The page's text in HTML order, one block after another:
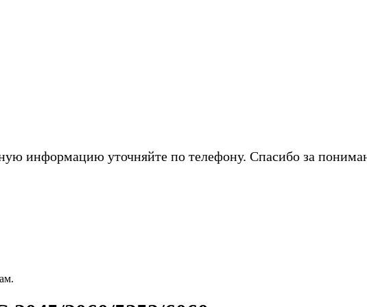
информацию уточняйте по телефону. Спасибо за